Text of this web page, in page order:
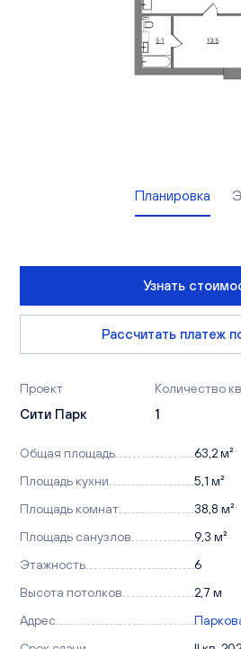
Планировка
Узнать
Рассчитать платеж
Проект
Сити Парк
Количество
1
Общая площадь
63,2 м²
Площадь кухни
5,1 м²
Площадь комнат
38,8 м²
Площадь санузлов
9,3 м²
Этажность
6
Высота потолков
2,7 м
Адрес